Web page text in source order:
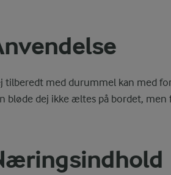
tilberedt med durummel kan med
bløde dej ikke æltes på bordet,